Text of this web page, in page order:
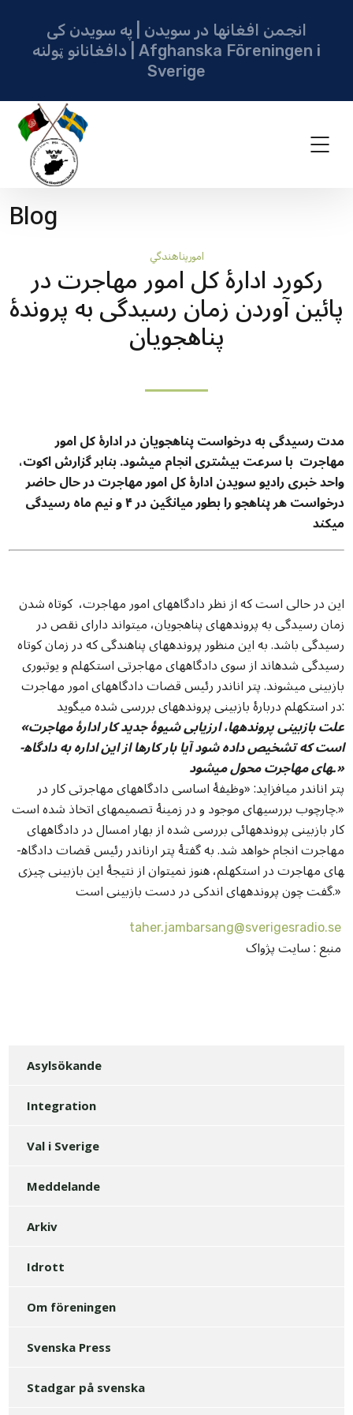
انجمن افغانها در سویدن | په سویدن کی
دافغانانو ټولنه | Afghanska Föreningen i
Sverige
Blog
امورپناهندگي
رکورد ادارۀ کل امور مهاجرت در
پائین آوردن زمان رسیدگی به پروندۀ
پناهجویان
مدت رسیدگی به درخواست پناهجویان در ادارۀ کل امور
مهاجرت با سرعت بیشتری انجام می­شود. بنابر گزارش اکوت،
واحد خبری رادیو سويدن ادارۀ کل امور مهاجرت در حال حاضر
درخواست هر پناهجو را بطور میانگین در ۴ و نیم ماه رسیدگی
می­کند
این در حالی است که از نظر دادگاه­های امور مهاجرت، کوتاه شدن
زمان رسیدگی به پرونده­های پناهجویان، می­تواند دارای نقص در
رسیدگی باشد. به این منظور پرونده­های پناهندگی که در زمان کوتاه
رسیدگی شده­اند از سوی دادگاه­های مهاجرتی استکهلم و یوتبوری
بازبینی می­شوند. پتر اناندر رئیس قضات دادگاه­های امور مهاجرت
در استکهلم دربارۀ بازبینی پرونده­های بررسی شده می­گوید:
«علت بازبینی پرونده­ها، ارزیابی شیوۀ جدید کار ادارۀ مهاجرت
است که تشخیص داده شود آیا بار کارها از این اداره به دادگاه­
های مهاجرت محول می­شود.»
پتر اناندر می­افزاید: «وظیفۀ اساسی دادگاه­های مهاجرتی کار در
چارچوب بررسی­های موجود و در زمینۀ تصمیم­های اتخاذ شده است.»
کار بازبینی پرونده­هائی بررسی شده از بهار امسال در دادگاه­های
مهاجرت انجام خواهد شد. به گفتۀ پتر ارناندر رئیس قضات دادگاه­
های مهاجرت در استکهلم، هنوز نمی­توان از نتیجۀ این بازبینی چیزی
گفت چون پرونده­های اندکی در دست بازبینی است.»
taher.jambarsang@sverigesradio.se
Asylsökande
Integration
Val i Sverige
Meddelande
Arkiv
Idrott
Om föreningen
Svenska Press
Stadgar på svenska